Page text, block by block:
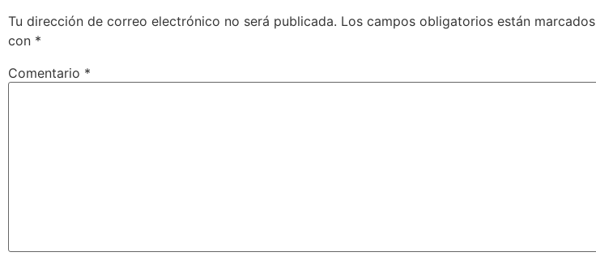
Tu dirección de correo electrónico no será publicada. Los campos obligatorios están marcados
con *
Comentario *